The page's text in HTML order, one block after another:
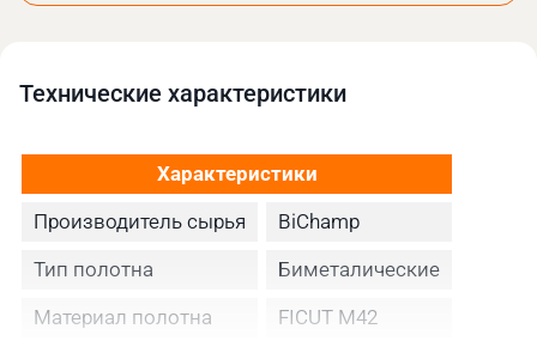
Технические xарактеристики
Характеристики
Производитель сырья
BiChamp
Тип полотна
Биметалические
Материал полотна
FICUT М42